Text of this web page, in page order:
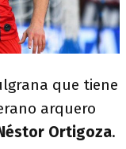
que tiene
arquero
Ortigoza.